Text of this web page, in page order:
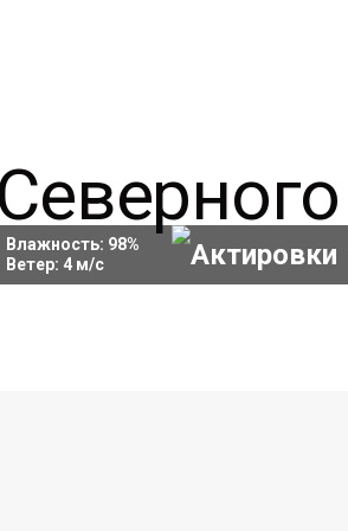
Влажность: 98%
Ветер: 4м/с